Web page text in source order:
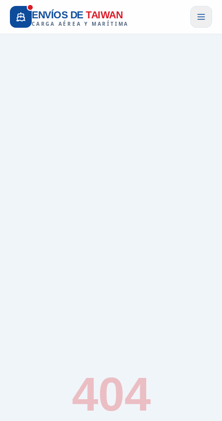
ENVÍOS DE TAIWAN
CARGA AÉREA Y MARÍTIMA
404